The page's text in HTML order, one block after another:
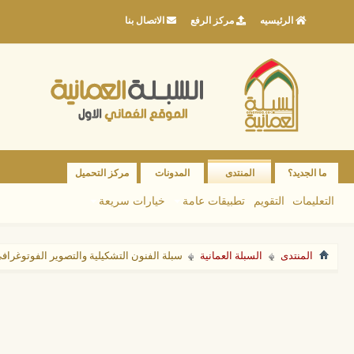
الرئيسيه مركز الرفع الاتصال بنا
ما الجديد؟ المنتدى
التعليمات التقويم تطبيقات عامة خيارات سريعة
المدونات مركز التحميل
المنتدى السبلة العمانية سبلة الفنون التشكيلية والتصوير